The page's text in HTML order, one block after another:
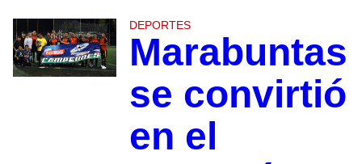
DEPORTES
Marabuntas
se convirtió
en el